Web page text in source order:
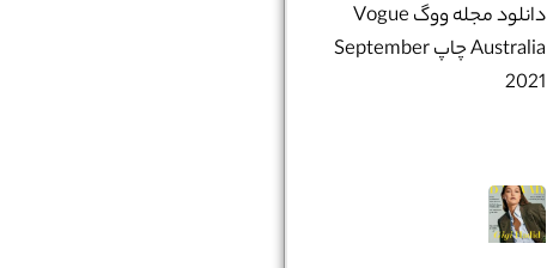
دانلود مجله ووگ Vogue
Australia چاپ September
2021